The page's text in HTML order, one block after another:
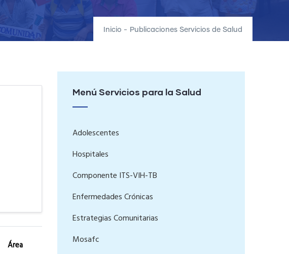
Inicio - Publicaciones Servicios de Salud
Área
Menú Servicios para la Salud
Adolescentes
Hospitales
Componente ITS-VIH-TB
Enfermedades Crónicas
Estrategias Comunitarias
Mosafc